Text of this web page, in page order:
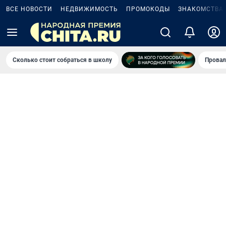
ВСЕ НОВОСТИ НЕДВИЖИМОСТЬ ПРОМОКОДЫ ЗНАКОМСТВА
Сколько стоит собраться в школу